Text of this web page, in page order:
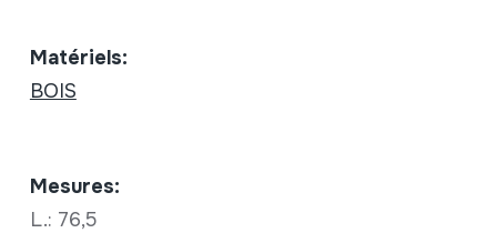
Matériels:
BOIS
Mesures:
L.: 76,5